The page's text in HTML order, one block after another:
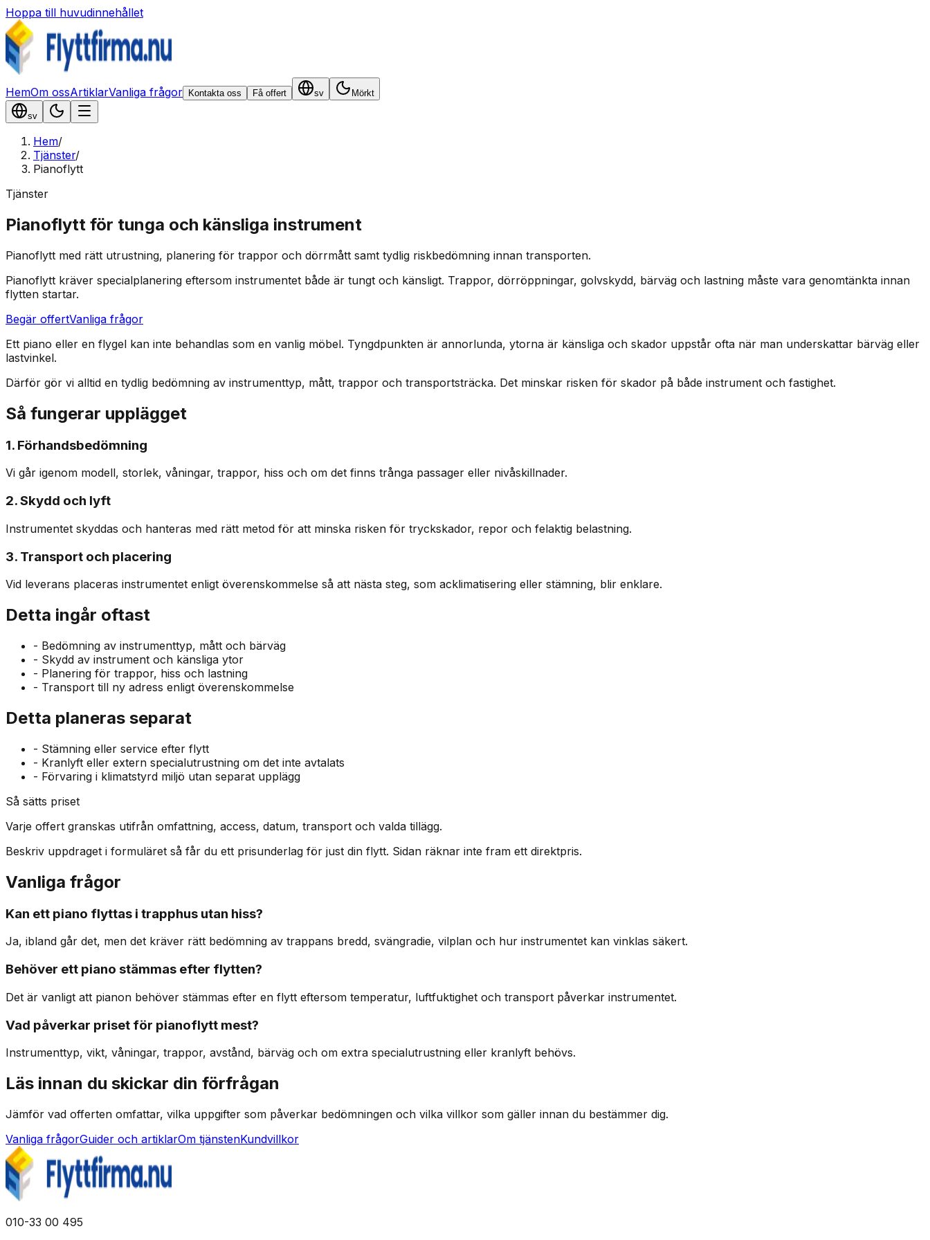
Hoppa till huvudinnehållet
HemOm ossArtiklarVanliga frågor Kontakta oss Få offert sv Mörkt
sv
Hem/
Tjänster/
Pianoflytt
Tjänster
Pianoflytt för tunga och känsliga instrument
Pianoflytt med rätt utrustning, planering för trappor och dörrmått samt tydlig riskbedömning innan transporten.
Pianoflytt kräver specialplanering eftersom instrumentet både är tungt och känsligt. Trappor, dörröppningar, golvskydd, bärväg och lastning måste vara genomtänkta innan
flytten startar.
Begär offertVanliga frågor
Ett piano eller en flygel kan inte behandlas som en vanlig möbel. Tyngdpunkten är annorlunda, ytorna är känsliga och skador uppstår ofta när man underskattar bärväg eller
lastvinkel.
Därför gör vi alltid en tydlig bedömning av instrumenttyp, mått, trappor och transportsträcka. Det minskar risken för skador på både instrument och fastighet.
Så fungerar upplägget
1. Förhandsbedömning
Vi går igenom modell, storlek, våningar, trappor, hiss och om det finns trånga passager eller nivåskillnader.
2. Skydd och lyft
Instrumentet skyddas och hanteras med rätt metod för att minska risken för tryckskador, repor och felaktig belastning.
3. Transport och placering
Vid leverans placeras instrumentet enligt överenskommelse så att nästa steg, som acklimatisering eller stämning, blir enklare.
Detta ingår oftast
- Bedömning av instrumenttyp, mått och bärväg
- Skydd av instrument och känsliga ytor
- Planering för trappor, hiss och lastning
- Transport till ny adress enligt överenskommelse
Detta planeras separat
- Stämning eller service efter flytt
- Kranlyft eller extern specialutrustning om det inte avtalats
- Förvaring i klimatstyrd miljö utan separat upplägg
Så sätts priset
Varje offert granskas utifrån omfattning, access, datum, transport och valda tillägg.
Beskriv uppdraget i formuläret så får du ett prisunderlag för just din flytt. Sidan räknar inte fram ett direktpris.
Vanliga frågor
Kan ett piano flyttas i trapphus utan hiss?
Ja, ibland går det, men det kräver rätt bedömning av trappans bredd, svängradie, vilplan och hur instrumentet kan vinklas säkert.
Behöver ett piano stämmas efter flytten?
Det är vanligt att pianon behöver stämmas efter en flytt eftersom temperatur, luftfuktighet och transport påverkar instrumentet.
Vad påverkar priset för pianoflytt mest?
Instrumenttyp, vikt, våningar, trappor, avstånd, bärväg och om extra specialutrustning eller kranlyft behövs.
Läs innan du skickar din förfrågan
Jämför vad offerten omfattar, vilka uppgifter som påverkar bedömningen och vilka villkor som gäller innan du bestämmer dig.
Vanliga frågorGuider och artiklarOm tjänstenKundvillkor
010-33 00 495